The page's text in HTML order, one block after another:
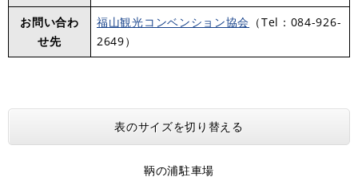
お問い合わ
せ先
福山観光コンベンション協会 （Tel：084-926-
2649）
表のサイズを切り替える
鞆の浦駐車場